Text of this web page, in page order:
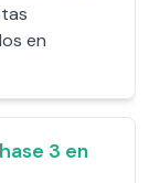
en
3 en